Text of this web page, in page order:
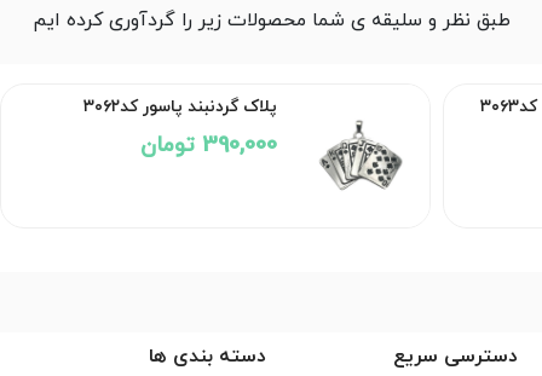
طبق نظر و سلیقه ی شما محصولات زیر را گردآوری کرده ایم
پلاک گردنبند پاسور کد۳۰۶۲
390,000 تومان
دسترسی سریع دسته بندی ها